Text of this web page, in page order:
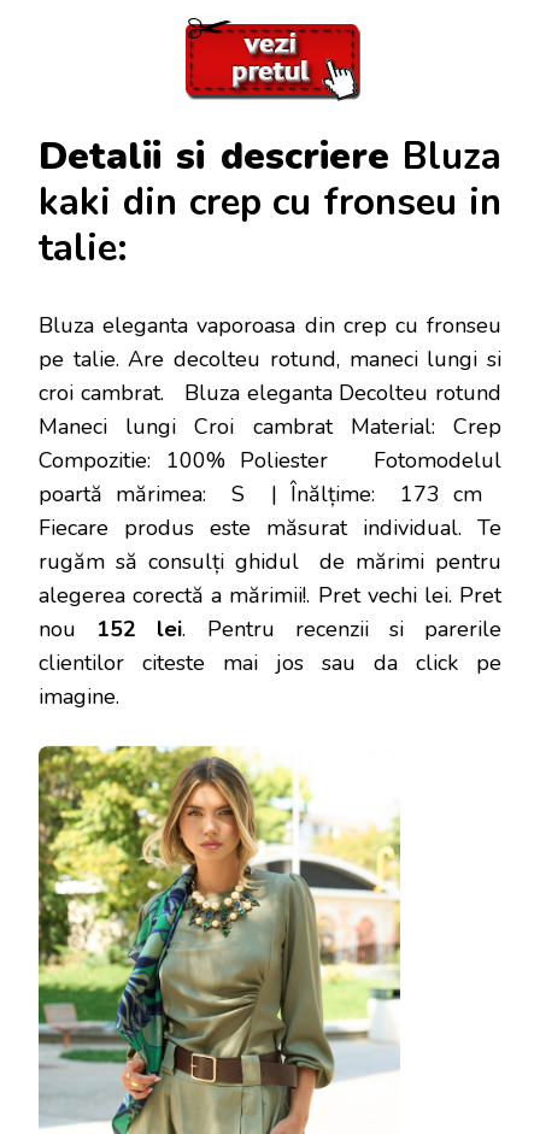
Detalii si descriere Bluza
kaki din crep cu fronseu in
talie:
Bluza eleganta vaporoasa din crep cu fronseu
pe talie. Are decolteu rotund, maneci lungi si
croi cambrat. Bluza eleganta Decolteu rotund
Maneci lungi Croi cambrat Material: Crep
Compozitie: 100% Poliester Fotomodelul
poartă mărimea: S | Înălțime: 173 cm
Fiecare produs este măsurat individual. Te
rugăm să consulți ghidul de mărimi pentru
alegerea corectă a mărimii!. Pret vechi lei. Pret
nou 152 lei. Pentru recenzii si parerile
clientilor citeste mai jos sau da click pe
imagine.